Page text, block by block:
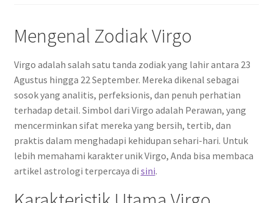
Mengenal Zodiak Virgo
Virgo adalah salah satu tanda zodiak yang lahir antara 23
Agustus hingga 22 September. Mereka dikenal sebagai
sosok yang analitis, perfeksionis, dan penuh perhatian
terhadap detail. Simbol dari Virgo adalah Perawan, yang
mencerminkan sifat mereka yang bersih, tertib, dan
praktis dalam menghadapi kehidupan sehari-hari. Untuk
lebih memahami karakter unik Virgo, Anda bisa membaca
artikel astrologi terpercaya di sini.